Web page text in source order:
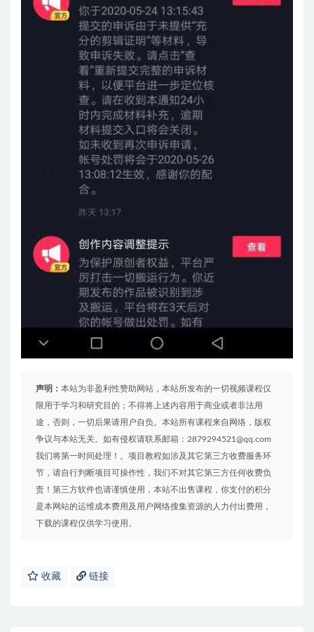
声明： 本站为非盈利性赞助网站，本站所发布的一切视频课程仅
限用于学习和研究目的；不得将上述内容用于商业或者非法用
途，否则，一切后果请用户自负。本站所有课程来自网络，版权
争议与本站无关。如有侵权请联系邮箱：2879294521@qq.com
我们将第一时间处理！。项目教程如涉及其它第三方收费服务环
节，请自行判断项目可操作性，我们不对其它第三方任何收费负
责！第三方软件也请谨慎使用，本站不出售课程，你支付的积分
是本网站的运维成本费用及用户网络搜集资源的人力付出费用，
下载的课程仅供学习使用。
收藏 链接